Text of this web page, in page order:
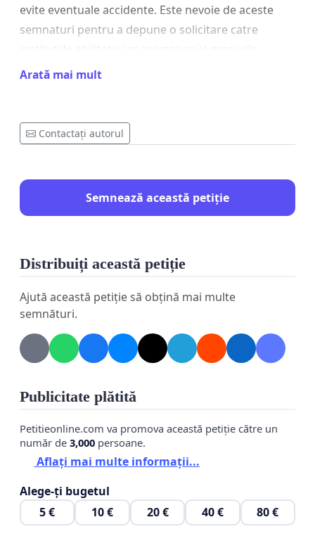
evite eventuale accidente. Este nevoie de aceste
semnaturi pentru a depune o solicitare catre
necesare pentru o semnalizare cât mai eficienta în
SEMNEAZA PENTRU A SALVA VIETI!
Arată mai mult
Contactați autorul
Semnează această petiție
Distribuiți această petiție
Ajută această petiție să obțină mai multe
semnături.
Publicitate plătită
Petitieonline.com va promova această petiție către un
număr de 3,000 persoane.
Aflați mai multe informații...
Alege-ți bugetul
5 €
10 € 20 € 40 € 80 €